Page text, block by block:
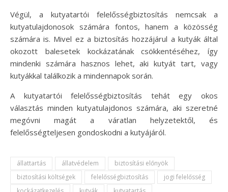
Végül, a kutyatartói felelősségbiztosítás nemcsak a
kutyatulajdonosok számára fontos, hanem a közösség
számára is. Mivel ez a biztosítás hozzájárul a kutyák által
okozott balesetek kockázatának csökkentéséhez, így
mindenki számára hasznos lehet, aki kutyát tart, vagy
kutyákkal találkozik a mindennapok során.
A kutyatartói felelősségbiztosítás tehát egy okos
választás minden kutyatulajdonos számára, aki szeretné
megóvni magát a váratlan helyzetektől, és
felelősségteljesen gondoskodni a kutyájáról.
állattartás állatvédelem
biztosítási előnyök
biztosítási költségek
felelősségbiztosítás
jogi felelősség